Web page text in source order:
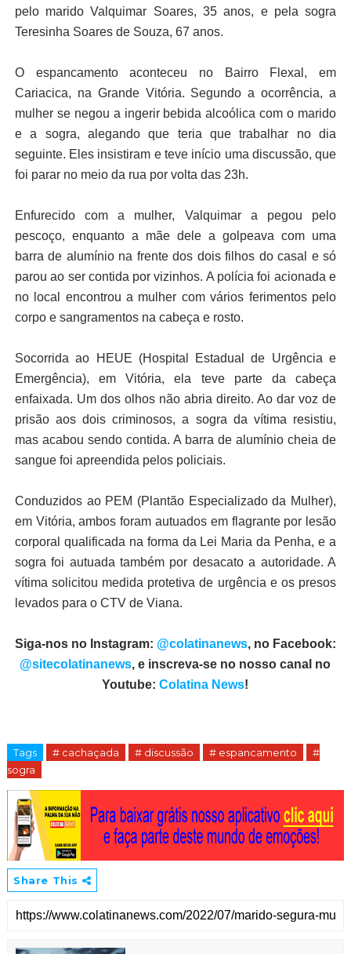
pelo marido Valquimar Soares, 35 anos, e pela sogra
Teresinha Soares de Souza, 67 anos.
O espancamento aconteceu no Bairro Flexal, em
Cariacica, na Grande Vitória. Segundo a ocorrência, a
mulher se negou a ingerir bebida alcoólica com o marido
e a sogra, alegando que teria que trabalhar no dia
seguinte. Eles insistiram e teve início uma discussão, que
foi parar no meio da rua por volta das 23h.
Enfurecido com a mulher, Valquimar a pegou pelo
pescoço, enquanto a mãe dele a golpeava com uma
barra de alumínio na frente dos dois filhos do casal e só
parou ao ser contida por vizinhos. A polícia foi acionada e
no local encontrou a mulher com vários ferimentos pelo
corpo e sangramentos na cabeça e rosto.
Socorrida ao HEUE (Hospital Estadual de Urgência e
Emergência), em Vitória, ela teve parte da cabeça
enfaixada. Um dos olhos não abria direito. Ao dar voz de
prisão aos dois criminosos, a sogra da vítima resistiu,
mas acabou sendo contida. A barra de alumínio cheia de
sangue foi apreendida pelos policiais.
Conduzidos ao PEM (Plantão Especializado da Mulher),
em Vitória, ambos foram autuados em flagrante por lesão
corporal qualificada na forma da Lei Maria da Penha, e a
sogra foi autuada também por desacato a autoridade. A
vítima solicitou medida protetiva de urgência e os presos
levados para o CTV de Viana.
Siga-nos no Instagram: @colatinanews, no Facebook:
@sitecolatinanews, e inscreva-se no nosso canal no
Youtube:Colatina News!
Tags # cachaçada # discussão # espancamento
#
sogra
Share This